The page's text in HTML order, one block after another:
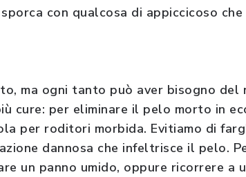
con qualcosa di appiccicoso che
ma ogni tanto può aver bisogno
cure: per eliminare il pelo morto in
per roditori morbida. Evitiamo di
dannosa che infeltrisce il pelo.
un panno umido, oppure ricorrere a